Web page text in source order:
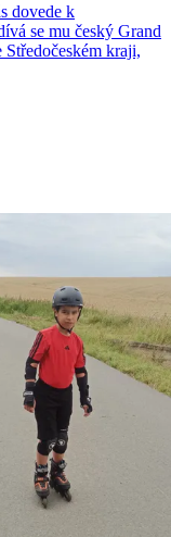
dovede k
se mu český Grand
kraji,